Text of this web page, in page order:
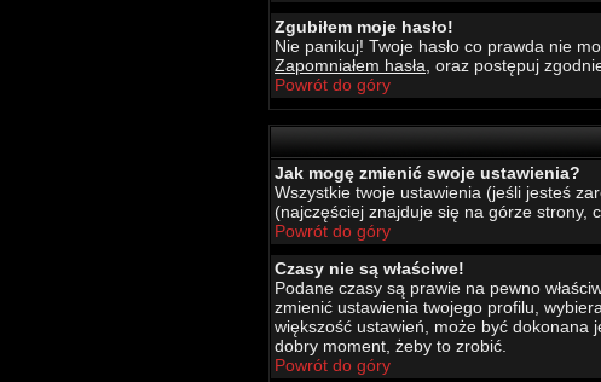
Zgubiłem moje hasło!
Nie panikuj! Twoje hasło co prawda nie
Zapomniałem hasła , oraz postępuj
Powrót do góry
Jak mogę zmienić swoje ustawienia?
Wszystkie twoje ustawienia (jeśli jesteś
(najczęściej znajduje się na górze strony,
Powrót do góry
Czasy nie są właściwe!
Podane czasy są prawie na pewno
zmienić ustawienia twojego profilu,
większość ustawień, może być dokonana
dobry moment, żeby to zrobić.
Powrót do góry